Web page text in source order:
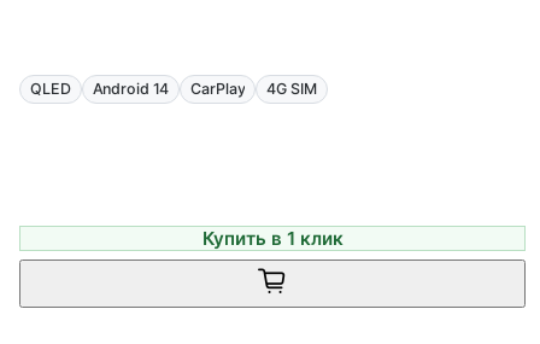
QLED Android 14 CarPlay 4G SIM
Купить в 1 клик